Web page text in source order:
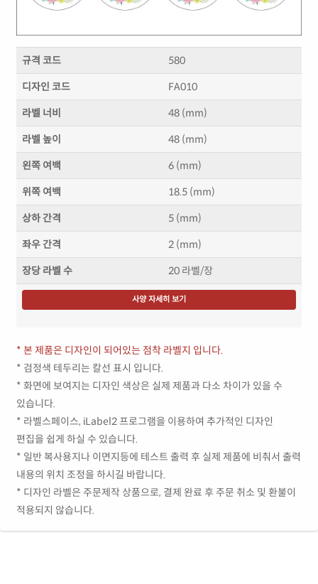
규격 코드 580
디자인 코드 FA010
라벨 너비 48 (mm)
라벨 높이 48 (mm)
왼쪽 여백 6 (mm)
위쪽 여백 18.5 (mm)
상하 간격 5 (mm)
좌우 간격 2 (mm)
장당 라벨 수 20 라벨/장
사양 자세히 보기
* 본 제품은 디자인이 되어있는 점착 라벨지 입니다.
* 검정색 테두리는 칼선 표시 입니다.
* 화면에 보여지는 디자인 색상은 실제 제품과 다소 차이가 있을 수
있습니다.
* 라벨스페이스, iLabel2 프로그램을 이용하여 추가적인 디자인
편집을 쉽게 하실 수 있습니다.
* 일반 복사용지나 이면지등에 테스트 출력 후 실제 제품에 비춰서 출력
내용의 위치 조정을 하시길 바랍니다.
* 디자인 라벨은 주문제작 상품으로, 결제 완료 후 주문 취소 및 환불이
적용되지 않습니다.